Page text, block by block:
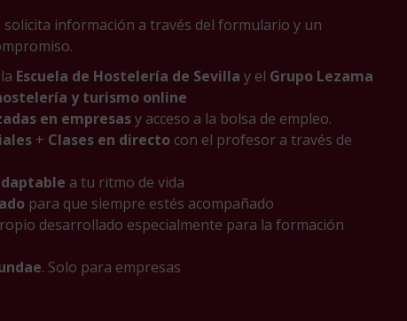
información a través del formulario y un
Escuela de Hostelería de Sevilla y el Grupo Lezama
y turismo online
en empresasy acceso a la bolsa de empleo.
+ Clases en directo con el profesor a través de
a tu ritmo de vida
para que siempre estés acompañado
desarrollado especialmente para la formación
. Solo para empresas